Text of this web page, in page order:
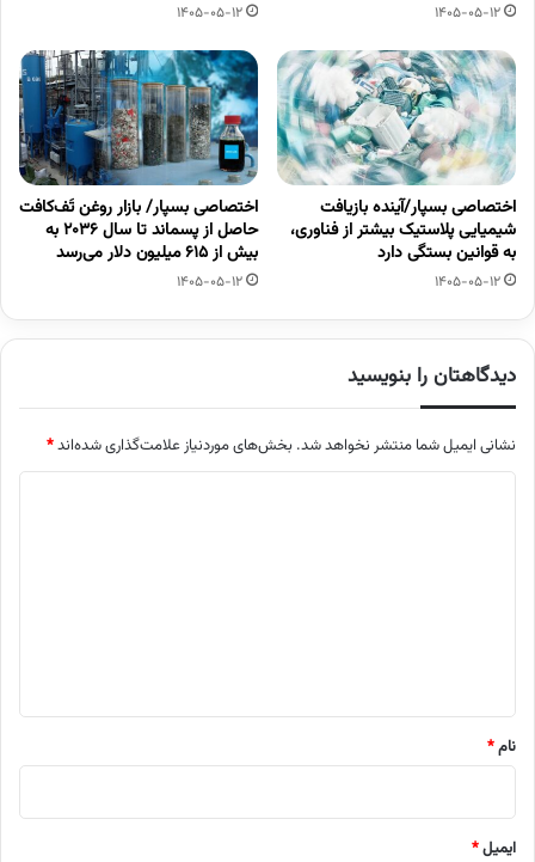
1405-05-12
1405-05-12
اختصاصی بسپار/آینده بازیافت
شیمیایی پلاستیک بیشتر از فناوری،
به قوانین بستگی دارد
1405-05-12
اختصاصی بسپار/ بازار روغن تَف‌کافت
حاصل از پسماند تا سال ۲۰۳۶ به
بیش از ۶۱۵ میلیون دلار می‌رسد
1405-05-12
دیدگاهتان را بنویسید
نشانی ایمیل شما منتشر نخواهد شد. بخش‌های موردنیاز علامت‌گذاری شده‌اند*
نام*
ایمیل*